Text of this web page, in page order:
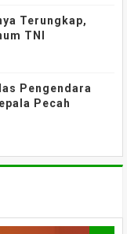
Terungkap,
TNI
Pengendara
Pecah